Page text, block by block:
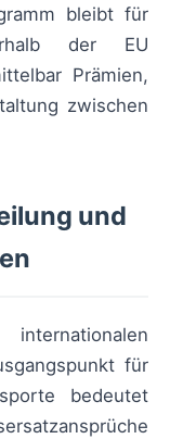
bleibt für
der EU
Prämien,
zwischen
und
für
bedeutet